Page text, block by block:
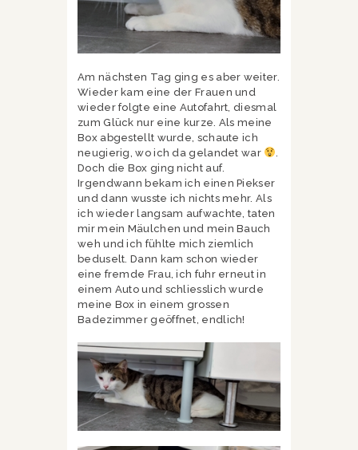
Am nächsten Tag ging es aber weiter.
Wieder kam eine der Frauen und
wieder folgte eine Autofahrt, diesmal
zum Glück nur eine kurze. Als meine
Box abgestellt wurde, schaute ich
neugierig, wo ich da gelandet war
Doch die Box ging nicht auf.
Irgendwann bekam ich einen Piekser
und dann wusste ich nichts mehr. Als
ich wieder langsam aufwachte, taten
mir mein Mäulchen und mein Bauch
weh und ich fühlte mich ziemlich
beduselt. Dann kam schon wieder
eine fremde Frau, ich fuhr erneut in
einem Auto und schliesslich wurde
meine Box in einem grossen
Badezimmer geöffnet, endlich!